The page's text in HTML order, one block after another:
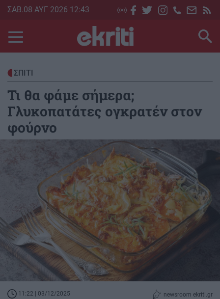
Skip
main
content
ΣΑΒ.08 ΑΥΓ 2026 12:43
ΣΠΙΤΙ
Τι θα φάμε σήμερα;
Γλυκοπατάτες ογκρατέν στον
φούρνο
11:22 | 03/12/2025 newsroom ekriti.gr